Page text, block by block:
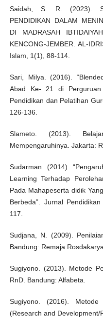
Saidah, S. R. (2023).
PENDIDIKAN DALAM
DI MADRASAH
KENCONG-JEMBER. AL-
Islam, 1(1), 88-114.
Sari, Milya. (2016).
Abad Ke- 21 di Perguruan
Pendidikan dan Pelatihan
126-136.
Slameto. (2013).
Mempengaruhinya. Jakarta:
Sudarman. (2014).
Learning Terhadap
Pada Mahapeserta didik
Berbeda”. Jurnal
117.
Sudjana, N. (2009).
Bandung: Remaja
Sugiyono. (2013). Metode
RnD. Bandung: Alfabeta.
Sugiyono. (2016). Metode
(Research and Development/